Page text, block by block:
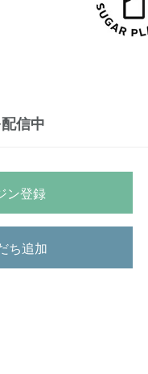
信中
ン登録
ち追加